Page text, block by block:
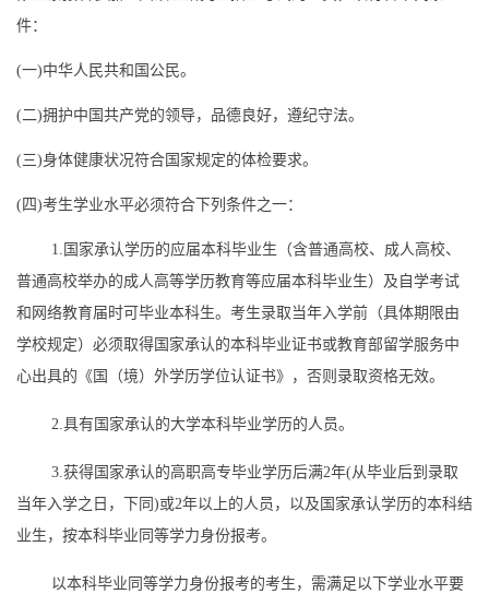
件：
(一)中华人民共和国公民。
(二)拥护中国共产党的领导，品德良好，遵纪守法。
(三)身体健康状况符合国家规定的体检要求。
(四)考生学业水平必须符合下列条件之一：
1. 国家承认学历的应届本科毕业生（含普通高校、成人高校、
普通高校举办的成人高等学历教育等应届本科毕业生）及自学考试
和网络教育届时可毕业本科生。考生录取当年入学前（具体期限由
学校规定）必须取得国家承认的本科毕业证书或教育部留学服务中
心出具的《国（境）外学历学位认证书》，否则录取资格无效。
2.具有国家承认的大学本科毕业学历的人员。
3.获得国家承认的高职高专毕业学历后满2年(从毕业后到录取
当年入学之日，下同 )或2年以上的人员，以及国家承认学历的本科结
业生，按本科毕业同等学力身份报考。
以本科毕业同等学力身份报考的考生，需满足以下学业水平要